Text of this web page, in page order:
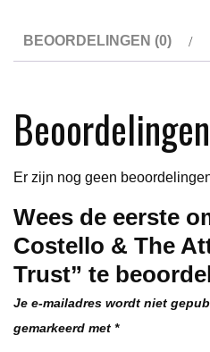
The
Trust
aantal
BEOORDELINGEN (0)
Beoordelingen
Er zijn nog geen
Wees de eerste
Costello & The
Trust” te
Je e-mailadres wordt niet
gemarkeerd met *